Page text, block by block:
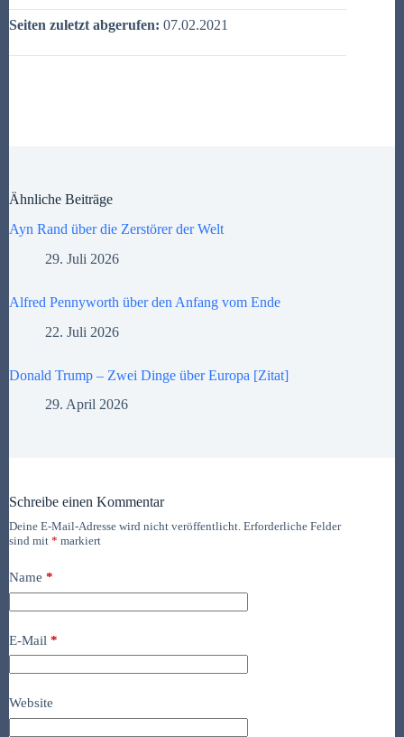
Seiten zuletzt abgerufen: 07.02.2021
Ähnliche Beiträge
Ayn Rand über die Zerstörer der Welt
29. Juli 2026
Alfred Pennyworth über den Anfang vom Ende
22. Juli 2026
Donald Trump – Zwei Dinge über Europa [Zitat]
29. April 2026
Schreibe einen Kommentar
Deine E-Mail-Adresse wird nicht veröffentlicht. Erforderliche Felder
sind mit * markiert
Name *
E-Mail *
Website